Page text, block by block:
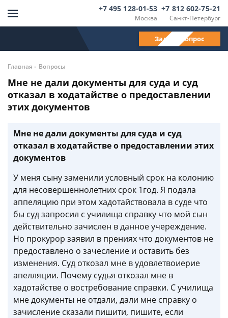
Москва
+7 495 128-01-53
Санкт-Петербург
+7 812 602-75-21
Задать вопрос
Главная - Вопросы
Мне не дали документы для суда и суд
отказал в ходатайстве о предоставлении
этих документов
Мне не дали документы для суда и суд
отказал в ходатайстве о предоставлении этих
документов
У меня сыну заменили условный срок на колонию
для несовершеннолетних срок 1год. Я подала
аппеляцию при этом хадотайствовала в суде что
бы суд запросил с училища справку что мой сын
действительно зачислен в данное учереждение.
Но прокурор заявил в прениях что документов не
предоставлено о зачесление и оставить без
изменения. Суд откозал мне в удовлетвоиерие
апелляции. Почему судья откозал мне в
хадотайстве о востребование справки. С училища
мне документы не отдали, дали мне справку о
зачисление сказали пишити, пишите, если